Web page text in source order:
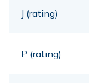
J (rating)
P (rating)